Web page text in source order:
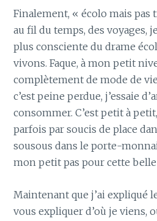
Finalement, « écolo mais pas
au fil du temps, des voyages,
plus consciente du drame
vivons. Faque, à mon petit
complètement de mode de
c’est peine perdue, j’essaie
consommer. C’est petit à
parfois par soucis de place
sousous dans le porte-
mon petit pas pour cette
Maintenant que j’ai expliqué
vous expliquer d’où je viens,